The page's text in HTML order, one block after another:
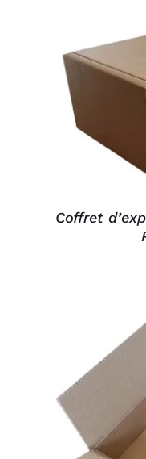
DÉTAILS
Coffret
DÉTAILS